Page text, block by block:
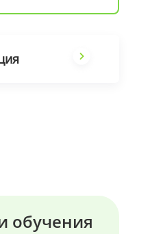
обучения